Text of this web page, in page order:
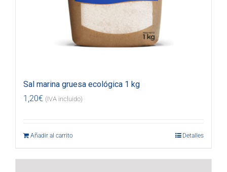
Sal marina gruesa ecológica 1 kg
1,20€ (IVA incluido)
Añadir al carrito Detalles